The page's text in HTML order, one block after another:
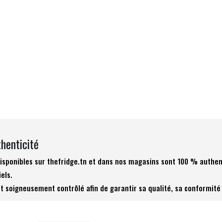
sur thefridge.tn et dans nos magasins sont 100 %
soigneusement contrôlé afin de garantir sa qualité, sa